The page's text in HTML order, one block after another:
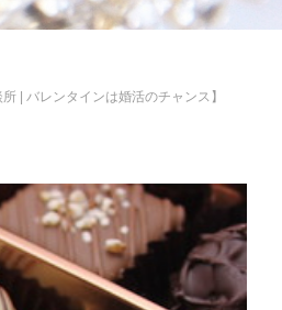
| バレンタインは婚活のチャンス】